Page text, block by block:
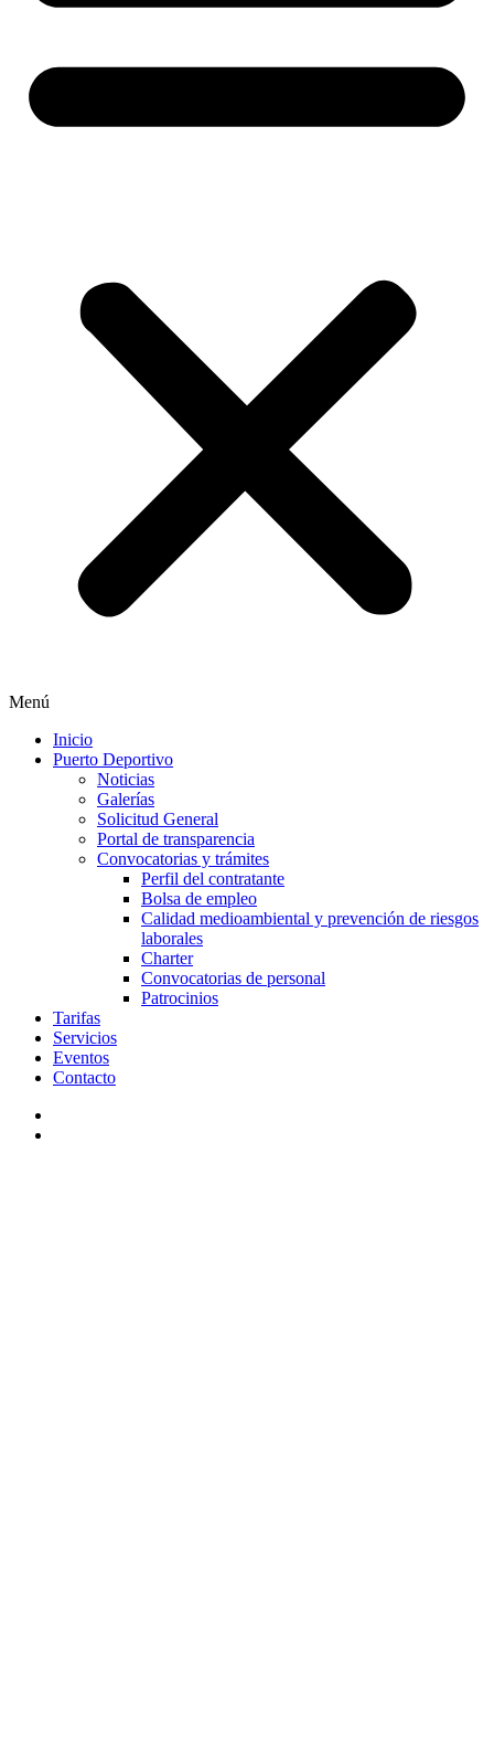
Menú
Inicio
Puerto Deportivo
Noticias
Galerías
Solicitud General
Portal de transparencia
Convocatorias y trámites
Perfil del contratante
Bolsa de empleo
Calidad medioambiental y prevención de riesgos
laborales
Charter
Convocatorias de personal
Patrocinios
Tarifas
Servicios
Eventos
Contacto